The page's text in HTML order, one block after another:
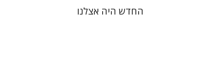
החדש היה אצלנו